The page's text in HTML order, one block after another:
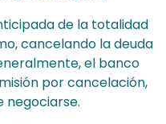
de la totalidad
cancelando la deuda
el banco
por cancelación,
negociarse.